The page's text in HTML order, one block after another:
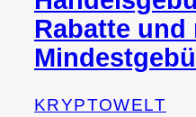
Rabatte und
KRYPTOWELT